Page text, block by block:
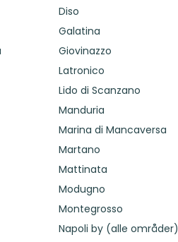
Diso
Galatina
Giovinazzo
Latronico
Lido di Scanzano
Manduria
Marina di Mancaversa
Martano
Mattinata
Modugno
Montegrosso
Napoli by (alle områder)